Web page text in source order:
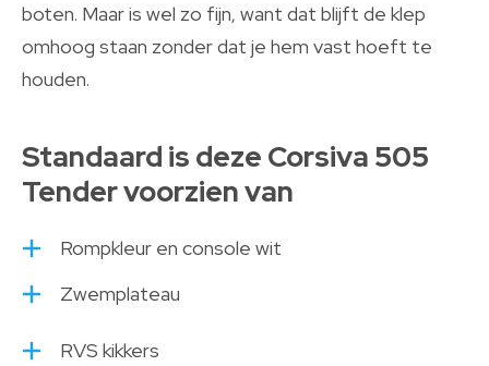
boten. Maar is wel zo fijn, want dat blijft de klep
omhoog staan zonder dat je hem vast hoeft te
houden.
Standaard is deze Corsiva 505
Tender voorzien van
Rompkleur en console wit
Zwemplateau
RVS kikkers